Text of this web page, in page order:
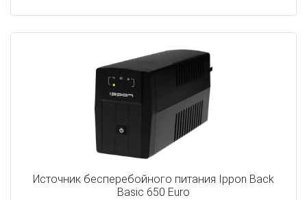
Источник бесперебойного питания Ippon Back
Basic 650 Euro